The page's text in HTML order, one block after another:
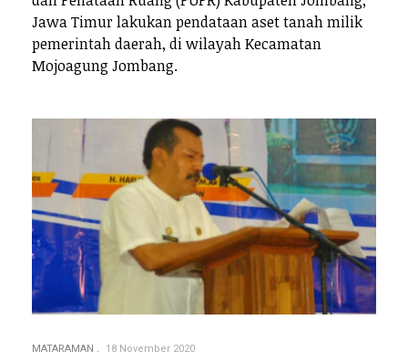
Jawa Timur lakukan pendataan aset tanah milik
pemerintah daerah, di wilayah Kecamatan
Mojoagung Jombang.
MATARAMAN 18 November 2020